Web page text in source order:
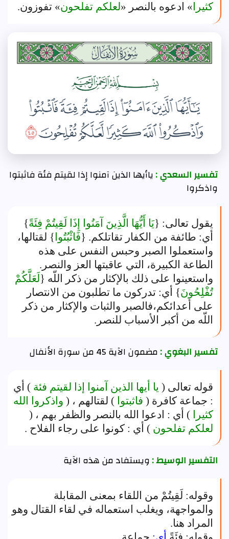
كثيرا » ادعوه بالنصر «لعلكم تفلحون» تفوزون.
تفسير السعدي :ياأيها الذين آمنوا إذا لقيتم فئة فاثبتوا
واذكروا
يقول تعالى‏:‏ ‏{‏يَا أَيُّهَا الَّذِينَ آمَنُوا إِذَا لَقِيتُمْ فِئَةً‏}‏
أي‏:‏ طائفة من الكفار تقاتلكم‏.‏ ‏{‏فَاثْبُتُوا‏ }‏ لقتالها،
واستعملوا الصبر وحبس النفس على هذه
الطاعة الكبيرة، التي عاقبتها العز والنصر‏.‏
واستعينوا على ذلك بالإكثار من ذكر اللّه ‏{‏لَعَلَّكُمْ
تُفْلِحُونَ‏}‏ أي‏:‏ تدركون ما تطلبون من الانتصار
على أعدائكم،فالصبر والثبات والإكثار من ذكر
اللّه من أكبر الأسباب للنصر‏.‏
تفسير البغوي :مضمون الآية 45 من سورة الأنفال
قوله تعالى ( يا أيها الذين آمنوا إذا لقيتم فئة ) أي
: جماعة كافرة ( فاثبتوا ) لقتالهم ، ( واذكروا الله
كثيرا ) أي : ادعوا الله بالنصر والظفر بهم ، (
لعلكم تفلحون ) أي : كونوا على رجاء الفلاح .
التفسير الوسيط :ويستفاد من هذه الآية
وقوله: لَقِيتُمْ من اللقاء بمعنى المقابلة
والمواجهة، ويغلب استعماله في لقاء القتال وهو
المراد هنا.